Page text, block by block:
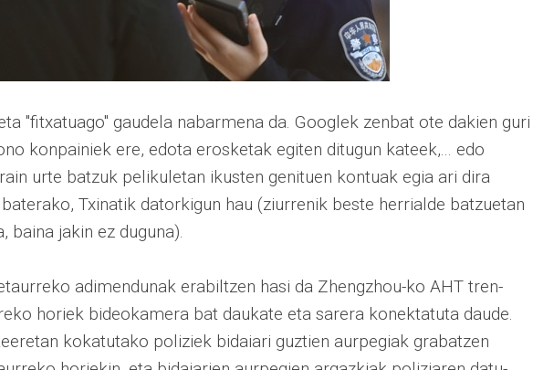
"fitxatuago" gaudela nabarmena da. Googlek zenbat ote dakien guri
konpainiek ere, edota erosketak egiten ditugun kateek,... edo
urte batzuk pelikuletan ikusten genituen kontuak egia ari dira
Txinatik datorkigun hau (ziurrenik beste herrialde batzuetan
baina jakin ez duguna).
adimendunak erabiltzen hasi da Zhengzhou-ko AHT tren-
horiek bideokamera bat daukate eta sarera konektatuta daude.
kokatutako poliziek bidaiari guztien aurpegiak grabatzen